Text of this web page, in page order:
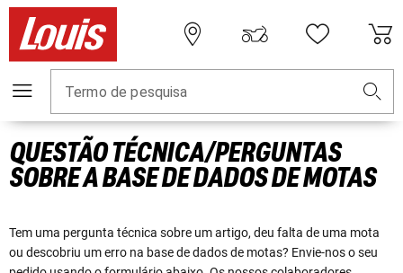
Termo de pesquisa
QUESTÃO TÉCNICA/PERGUNTAS
SOBRE A BASE DE DADOS DE MOTAS
Tem uma pergunta técnica sobre um artigo, deu falta de uma mota
ou descobriu um erro na base de dados de motas? Envie-nos o seu